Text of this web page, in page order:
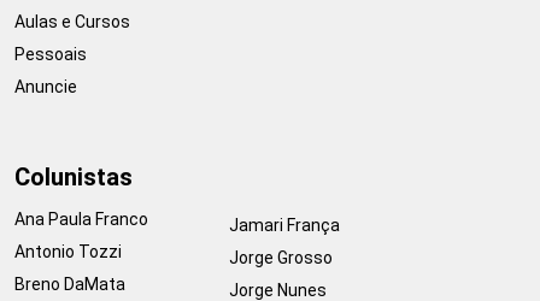
Aulas e Cursos
Pessoais
Anuncie
Colunistas
Ana Paula Franco
Antonio Tozzi
Breno DaMata
Jamari França
Jorge Grosso
Jorge Nunes